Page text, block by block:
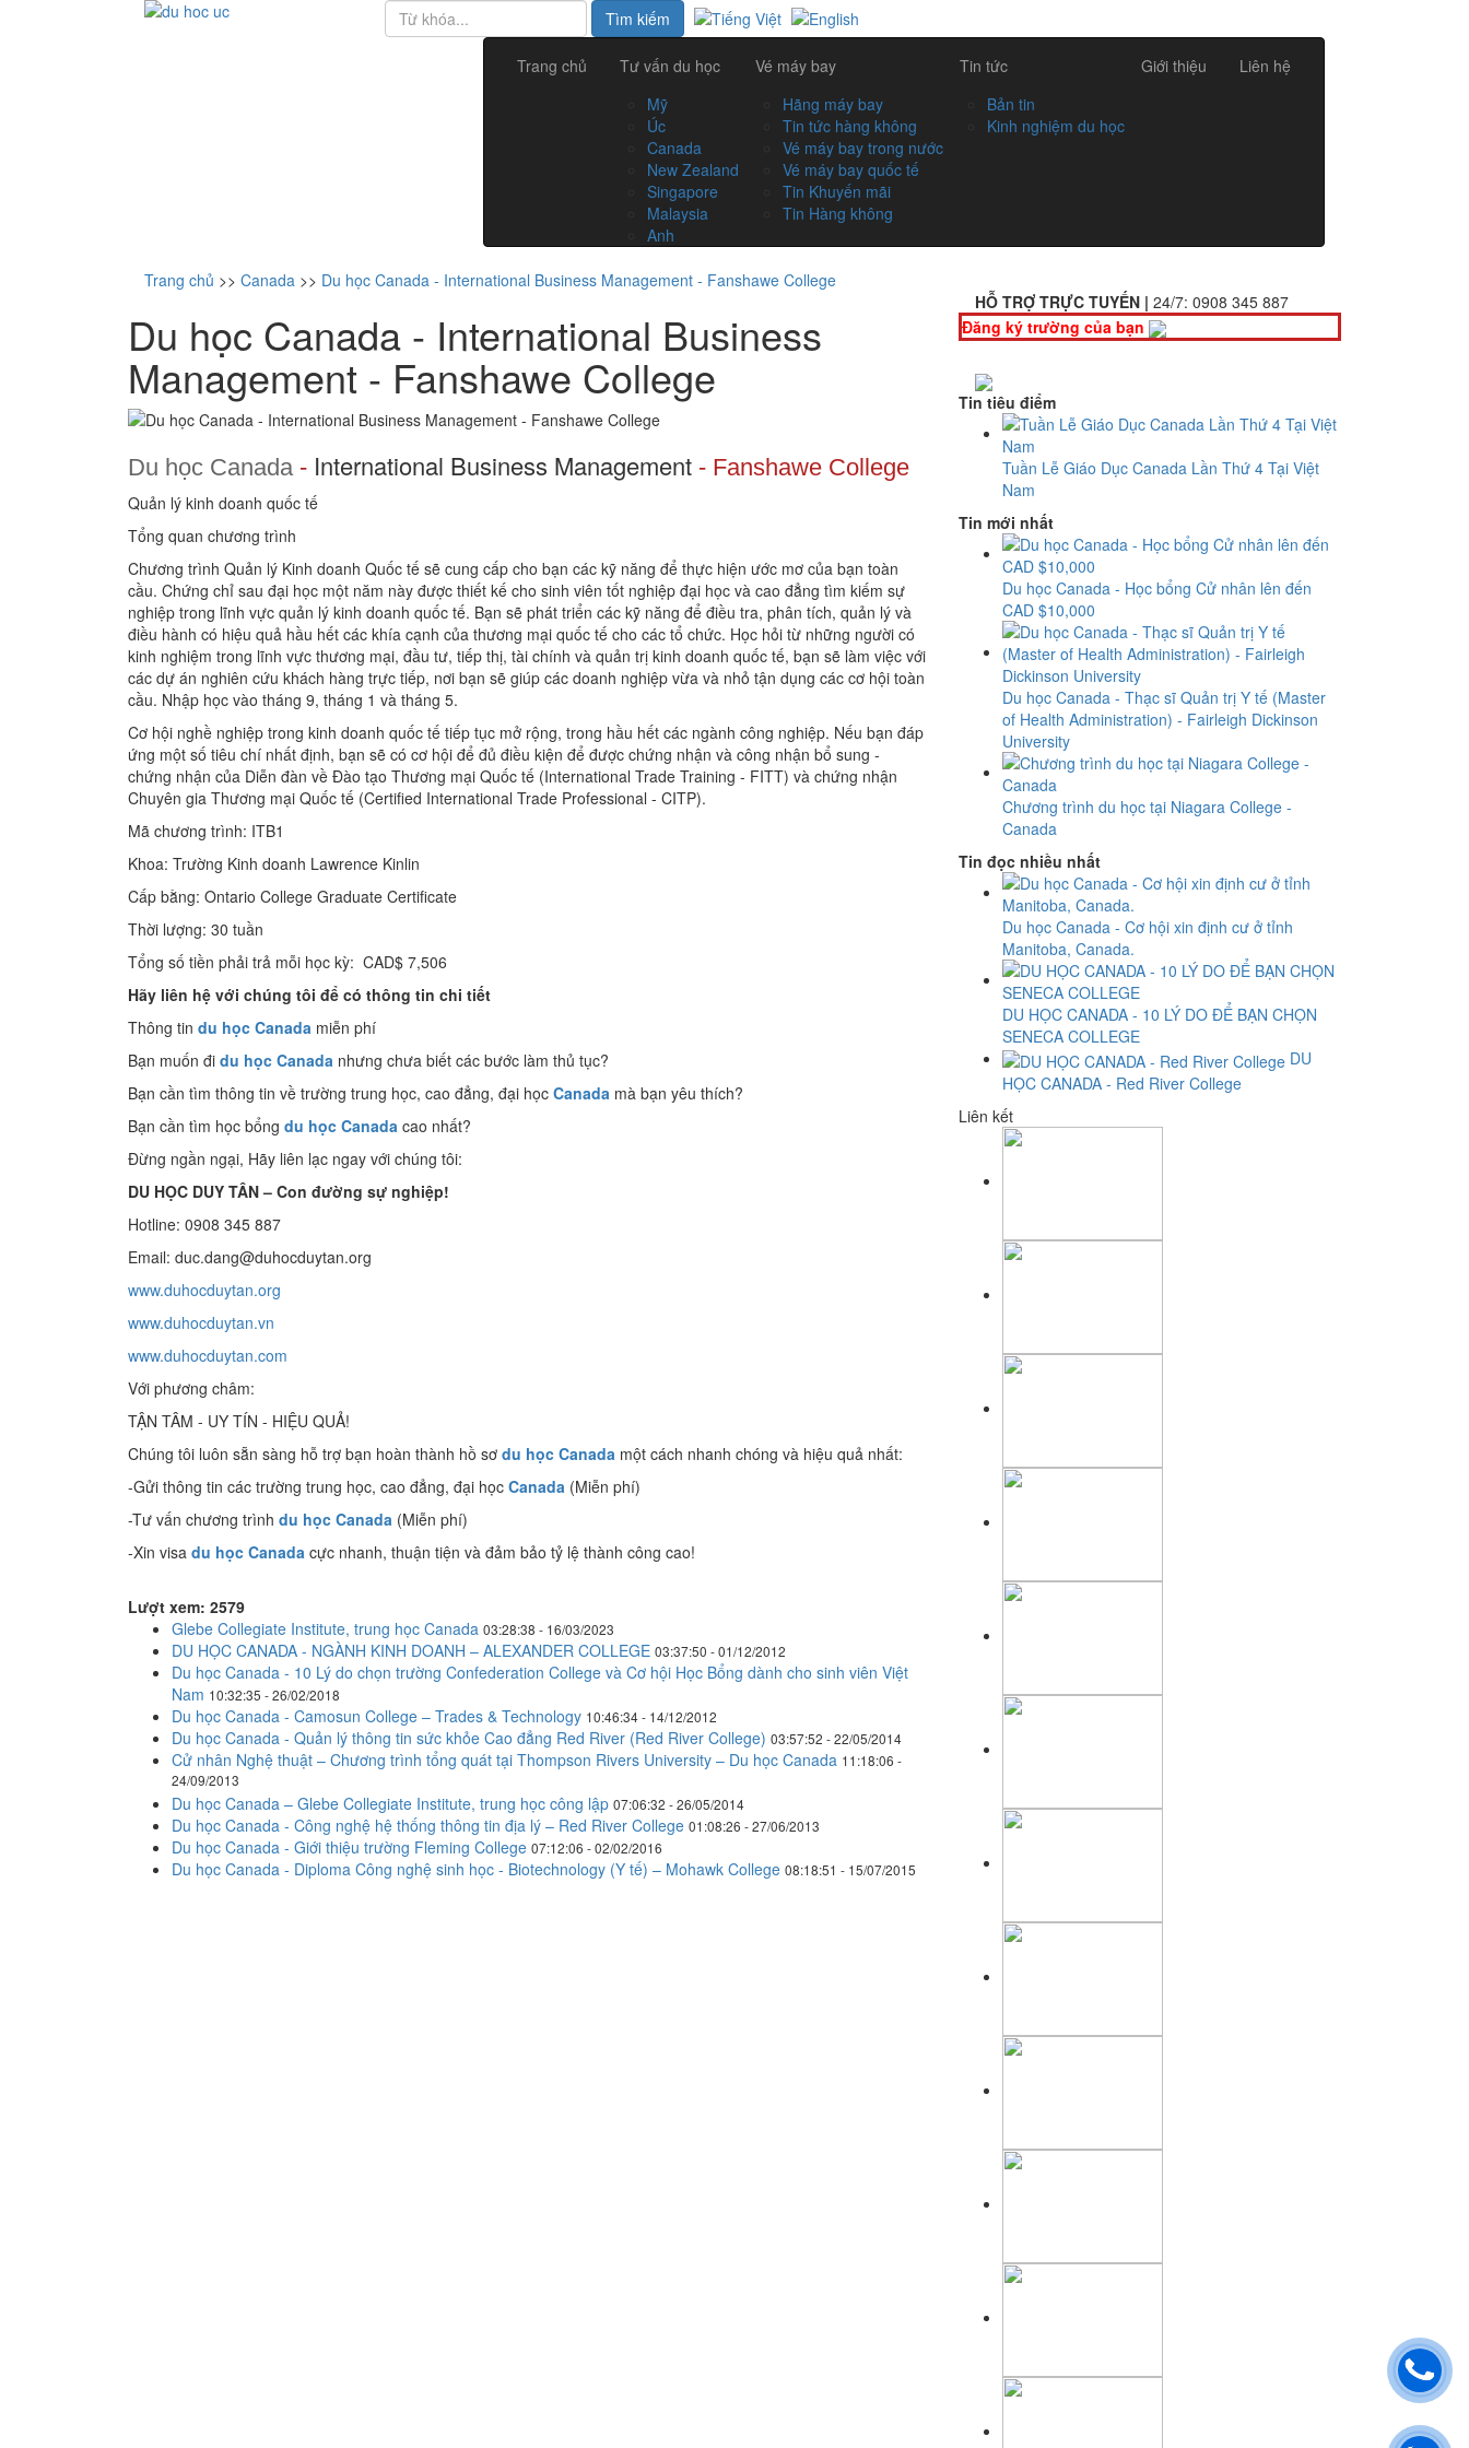
Trang chủ
Tư vấn du học
Mỹ
Úc
Canada
New Zealand
Singapore
Malaysia
Anh
Vé máy bay
Hãng máy bay
Tin tức hàng không
Vé máy bay trong nước
Vé máy bay quốc tế
Tin Khuyến mãi
Tin Hàng không
Tin tức
Bản tin
Kinh nghiệm du học
Giới thiệu Liên hệ
Trang chủ >> Canada >> Du học Canada - International Business Management - Fanshawe College
Du học Canada - International Business
Management - Fanshawe College
Du học Canada- International Business Management - Fanshawe College
Quản lý kinh doanh quốc tế
Tổng quan chương trình
Chương trình Quản lý Kinh doanh Quốc tế sẽ cung cấp cho bạn các kỹ năng để thực hiện ước mơ của bạn toàn
cầu. Chứng chỉ sau đại học một năm này được thiết kế cho sinh viên tốt nghiệp đại học và cao đẳng tìm kiếm sự
nghiệp trong lĩnh vực quản lý kinh doanh quốc tế. Bạn sẽ phát triển các kỹ năng để điều tra, phân tích, quản lý và
điều hành có hiệu quả hầu hết các khía cạnh của thương mại quốc tế cho các tổ chức. Học hỏi từ những người có
kinh nghiệm trong lĩnh vực thương mại, đầu tư, tiếp thị, tài chính và quản trị kinh doanh quốc tế, bạn sẽ làm việc với
các dự án nghiên cứu khách hàng trực tiếp, nơi bạn sẽ giúp các doanh nghiệp vừa và nhỏ tận dụng các cơ hội toàn
cầu. Nhập học vào tháng 9, tháng 1 và tháng 5.
Cơ hội nghề nghiệp trong kinh doanh quốc tế tiếp tục mở rộng, trong hầu hết các ngành công nghiệp. Nếu bạn đáp
ứng một số tiêu chí nhất định, bạn sẽ có cơ hội để đủ điều kiện để được chứng nhận và công nhận bổ sung -
chứng nhận của Diễn đàn về Đào tạo Thương mại Quốc tế (International Trade Training - FITT) và chứng nhận
Chuyên gia Thương mại Quốc tế (Certified International Trade Professional - CITP).
Mã chương trình: ITB1
Khoa: Trường Kinh doanh Lawrence Kinlin
Cấp bằng: Ontario College Graduate Certificate
Thời lượng: 30 tuần
Tổng số tiền phải trả mỗi học kỳ: CAD$ 7,506
Hãy liên hệ với chúng tôi để có thông tin chi tiết
Thông tin du học Canada miễn phí
Bạn muốn đi du học Canada nhưng chưa biết các bước làm thủ tục?
Bạn cần tìm thông tin về trường trung học, cao đẳng, đại học Canada mà bạn yêu thích?
Bạn cần tìm học bổng du học Canada cao nhất?
Đừng ngần ngại, Hãy liên lạc ngay với chúng tôi:
DU HỌC DUY TÂN – Con đường sự nghiệp!
Hotline: 0908 345 887
Email: duc.dang@duhocduytan.org
www.duhocduytan.org
www.duhocduytan.vn
www.duhocduytan.com
Với phương châm:
TẬN TÂM - UY TÍN - HIỆU QUẢ!
Chúng tôi luôn sẵn sàng hỗ trợ bạn hoàn thành hồ sơ du học Canada một cách nhanh chóng và hiệu quả nhất:
-Gửi thông tin các trường trung học, cao đẳng, đại học Canada (Miễn phí)
-Tư vấn chương trình du học Canada (Miễn phí)
-Xin visa du học Canada cực nhanh, thuận tiện và đảm bảo tỷ lệ thành công cao!
Lượt xem: 2579
Glebe Collegiate Institute, trung học Canada 03:28:38 - 16/03/2023
DU HỌC CANADA - NGÀNH KINH DOANH – ALEXANDER COLLEGE 03:37:50 - 01/12/2012
Du học Canada - 10 Lý do chọn trường Confederation College và Cơ hội Học Bổng dành cho sinh viên Việt
Nam 10:32:35 - 26/02/2018
Du học Canada - Camosun College – Trades & Technology 10:46:34 - 14/12/2012
Du học Canada - Quản lý thông tin sức khỏe Cao đẳng Red River (Red River College) 03:57:52 - 22/05/2014
Cử nhân Nghệ thuật – Chương trình tổng quát tại Thompson Rivers University – Du học Canada 11:18:06 -
24/09/2013
Du học Canada – Glebe Collegiate Institute, trung học công lập 07:06:32 - 26/05/2014
Du học Canada - Công nghệ hệ thống thông tin địa lý – Red River College 01:08:26 - 27/06/2013
Du học Canada - Giới thiệu trường Fleming College 07:12:06 - 02/02/2016
Du học Canada - Diploma Công nghệ sinh học - Biotechnology (Y tế) – Mohawk College 08:18:51 - 15/07/2015
HỖ TRỢ TRỰC TUYẾN | 24/7: 0908 345 887
Đăng ký trường của bạn
Tin tiêu điểm
Tuần Lễ Giáo Dục Canada Lần Thứ 4 Tại Việt
Nam
Tin mới nhất
Du học Canada - Học bổng Cử nhân lên đến
CAD $10,000
Du học Canada - Thạc sĩ Quản trị Y tế (Master
of Health Administration) - Fairleigh Dickinson
University
Chương trình du học tại Niagara College -
Canada
Tin đọc nhiều nhất
Du học Canada - Cơ hội xin định cư ở tỉnh
Manitoba, Canada.
DU HỌC CANADA - 10 LÝ DO ĐỂ BẠN CHỌN
SENECA COLLEGE
DU
HỌC CANADA - Red River College
Liên kết